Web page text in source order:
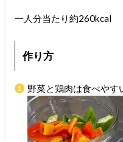
一人分当たり約260kcal
作り方
野菜と鶏肉は食べやす